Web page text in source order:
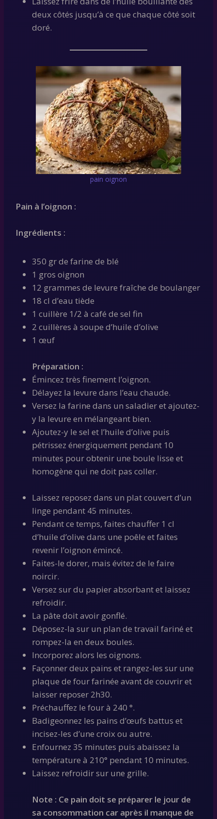
deux côtés jusqu’à ce que chaque côté soit
doré.
pain oignon
Pain à l’oignon :
Ingrédients :
350 gr de farine de blé
1 gros oignon
12 grammes de levure fraîche de boulanger
18 cl d’eau tiède
1 cuillère 1/2 à café de sel fin
2 cuillères à soupe d’huile d’olive
1 œuf
Préparation :
Émincez très finement l’oignon.
Délayez la levure dans l’eau chaude.
Versez la farine dans un saladier et ajoutez-
y la levure en mélangeant bien.
Ajoutez-y le sel et l’huile d’olive puis
pétrissez énergiquement pendant 10
minutes pour obtenir une boule lisse et
homogène qui ne doit pas coller.
Laissez reposez dans un plat couvert d’un
linge pendant 45 minutes.
Pendant ce temps, faites chauffer 1 cl
d’huile d’olive dans une poêle et faites
revenir l’oignon émincé.
Faites-le dorer, mais évitez de le faire
noircir.
Versez sur du papier absorbant et laissez
refroidir.
La pâte doit avoir gonflé.
Déposez-la sur un plan de travail fariné et
rompez-la en deux boules.
Incorporez alors les oignons.
Façonner deux pains et rangez-les sur une
plaque de four farinée avant de couvrir et
laisser reposer 2h30.
Préchauffez le four à 240 °.
Badigeonnez les pains d’œufs battus et
incisez-les d’une croix ou autre.
Enfournez 35 minutes puis abaissez la
température à 210° pendant 10 minutes.
Laissez refroidir sur une grille.
Note : Ce pain doit se préparer le jour de
sa consommation car après il manque de